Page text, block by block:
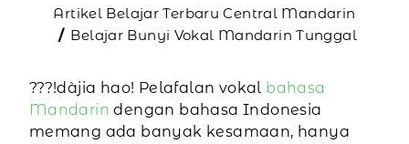
Artikel Belajar Terbaru Central Mandarin
Belajar Bunyi Vokal Mandarin Tunggal
???!dàjia hao! Pelafalan vokal bahasa
Mandarin dengan bahasa Indonesia
memang ada banyak kesamaan, hanya